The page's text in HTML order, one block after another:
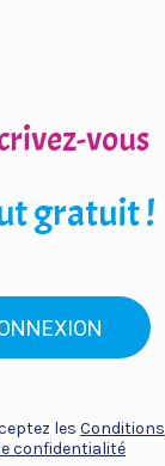
vous
gratuit !
les Conditions
confidentialité